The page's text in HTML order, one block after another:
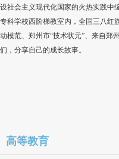
设社会主义现代化国家的火热实践中
专科学校西阶梯教室内，全国三八红
动模范、郑州市“技术状元”、来自郑
们，分享自己的成长故事。
高等教育